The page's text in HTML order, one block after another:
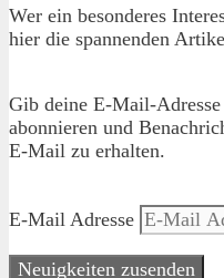
Wer ein besonderes
hier die spannenden
Gib deine E-Mail-
abonnieren und
E-Mail zu erhalten.
E-Mail Adresse
Neuigkeiten zusenden